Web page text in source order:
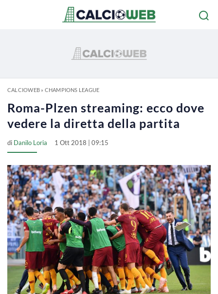
CALCIOWEB» CHAMPIONS LEAGUE
Roma-Plzen streaming: ecco dove
vedere la diretta della partita
di Danilo Loria 1 Ott 2018 | 09:15